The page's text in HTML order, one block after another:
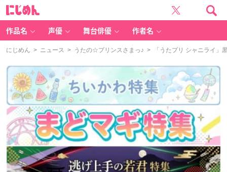
作品名 声優 舞台俳優 作者名
にじめん > ニュース > うたの☆プリンスさまっ♪ > 「うたプリ シャニライ」